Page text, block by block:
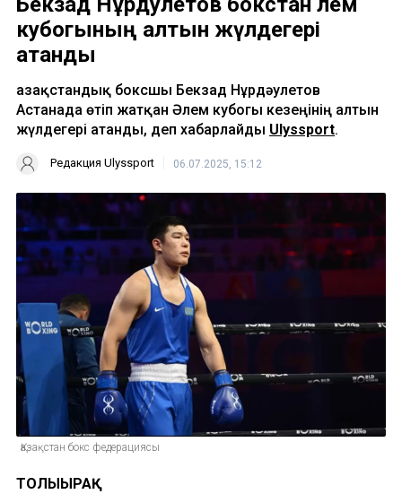
кубогының алтын жүлдегері
атанды
Қазақстандық боксшы Бекзад Нұрдәулетов
Астанада өтіп жатқан Әлем кубогы кезеңінің алтын
жүлдегері атанды, деп хабарлайды Ulyssport.
Редакция Ulyssport 06.07.2025, 15:12
Қазақстан бокс федерациясы
ТОЛЫҒЫРАҚ